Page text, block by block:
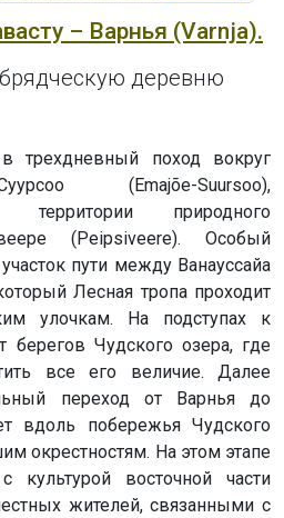
– Варнья (Varnja).
деревню
трехдневный поход вокруг
(Emajõe-Suursoo),
территории природного
(Peipsiveere). Особый
пути между Ванауссайа
Лесная тропа проходит
улочкам. На подступах к
берегов Чудского озера, где
все его величие. Далее
переход от Варнья до
вдоль побережья Чудского
окрестностям. На этом этапе
культурой восточной части
жителей, связанными с